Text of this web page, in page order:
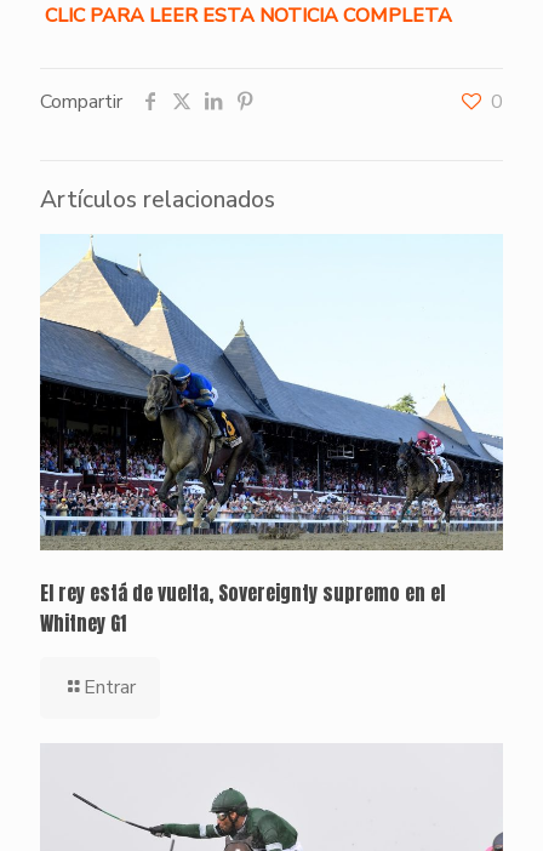
CLIC PARA LEER ESTA NOTICIA COMPLETA
Compartir 0
Artículos relacionados
El rey está de vuelta, Sovereignty supremo en el
Whitney G1
Entrar